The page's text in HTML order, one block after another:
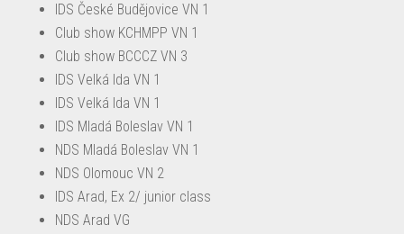
IDS České Budějovice VN 1
Club show KCHMPP VN 1
Club show BCCCZ VN 3
IDS Velká Ida VN 1
IDS Velká Ida VN 1
IDS Mladá Boleslav VN 1
NDS Mladá Boleslav VN 1
NDS Olomouc VN 2
IDS Arad, Ex 2/ junior class
NDS Arad VG